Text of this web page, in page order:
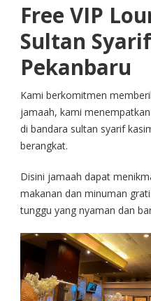
Free VIP
Sultan
Pekanbaru
Kami berkomitmen
jamaah, kami
di bandara sultan syarif
berangkat.
Disini jamaah dapat
makanan dan minuman
tunggu yang nyaman dan